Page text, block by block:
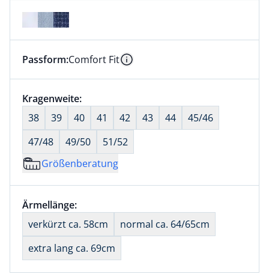
Dieser Artikel hat die Passform Comfort Fit. für
Passform:Comfort Fit Information
Größenauswahl:
Kragenweite:nichts ausgewählt
38
39 40 41 42 43 44
45/46
47/48
49/50
51/52
Größenberatung
Größenauswahl:
Ärmellänge:nichts ausgewählt
verkürzt ca. 58cm
normal ca. 64/65cm
extra lang ca. 69cm